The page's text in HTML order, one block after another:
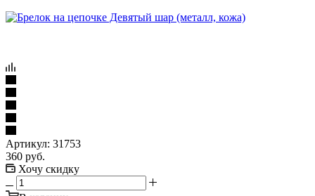
Артикул: 31753
360 руб.
Хочу скидку